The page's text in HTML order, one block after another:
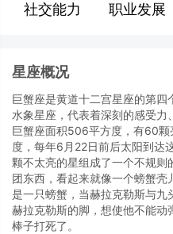
社交能力 职业发展
星座概况
巨蟹座是黄道十二宫星座的第
水象星座，代表着深刻的感受力
巨蟹座面积506平方度，有60
度，每年6月22日前后太阳到达
颗不太亮的星组成了一个不规
团东西，看起来就像一个螃蟹
是一只螃蟹，当赫拉克勒斯与九
赫拉克勒斯的脚，想使他不能动
棒子打死了。